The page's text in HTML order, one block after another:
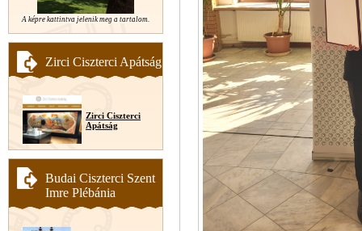
A képre kattintva jelenik meg a tartalom.
Zirci Ciszterci Apátság
Zirci Ciszterci
Apátság
Budai Ciszterci Szent
Imre Plébánia